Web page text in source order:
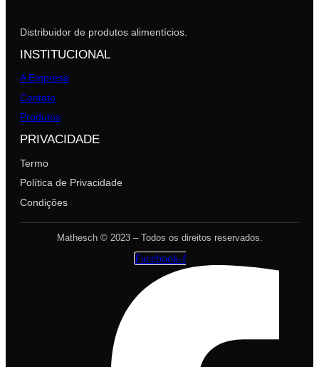
Distribuidor de produtos alimentícios.
INSTITUCIONAL
A Empresa
Contato
Produtos
PRIVACIDADE
Termo
Política de Privacidade
Condições
Mathesch © 2023 – Todos os direitos reservados.
Facebook-f